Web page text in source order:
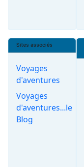
Sites associés
Voyages
d'aventures
Voyages
d'aventures...le
Blog